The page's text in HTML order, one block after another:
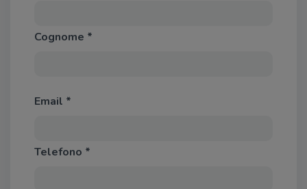
Cognome *
Email *
Telefono *